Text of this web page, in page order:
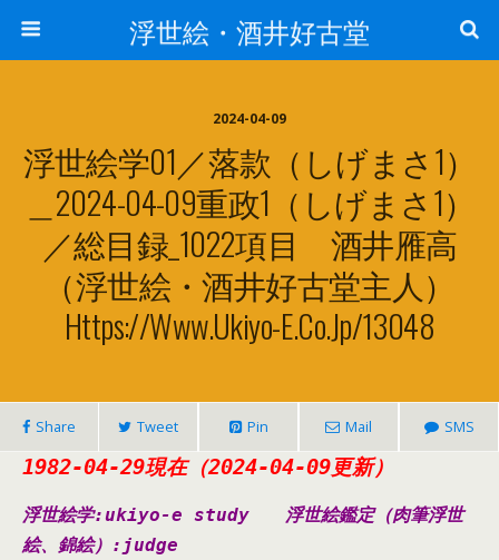
浮世絵・酒井好古堂
2024-04-09
浮世絵学01／落款（しげまさ1）
＿2024-04-09重政1（しげまさ1）
／総目録_1022項目 酒井雁高
（浮世絵・酒井好古堂主人）
Https://www.ukiyo-E.co.jp/13048
Share Tweet Pin Mail SMS
1982-04-29現在（2024-04-09更新）
浮世絵学:ukiyo-e study 浮世絵鑑定（肉筆浮世
絵、錦絵） :judge